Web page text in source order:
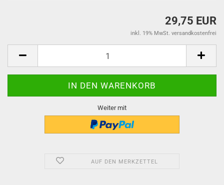
29,75 EUR
inkl. 19% MwSt. versandkostenfrei
Weiter mit
AUF DEN MERKZETTEL